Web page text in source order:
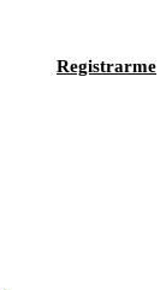
Registrarme